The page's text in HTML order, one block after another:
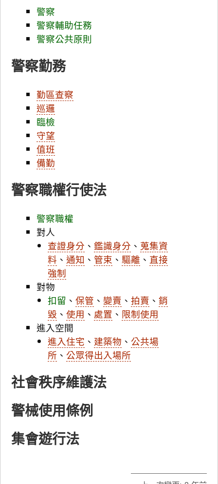
警察
警察輔助任務
警察公共原則
警察勤務
勤區查察
巡邏
臨檢
守望
值班
備勤
警察職權行使法
警察職權
對人
查證身分 、鑑識身分 、 蒐集資
料 、通知 、 管束 、 驅離 、 直接
強制
對物
扣留 、保管 、 變賣 、拍賣 、銷
毀 、使用 、 處置 、 限制使用
進入空間
進入住宅 、 建築物 、 公共場
所 、 公眾得出入場所
社會秩序維護法
警械使用條例
集會遊行法